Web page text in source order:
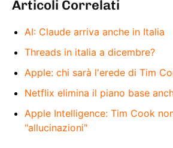
Articoli Correlati
AI: Claude arriva anche in Italia
Threads in italia a dicembre?
Apple: chi sarà l'erede di Tim
Netflix elimina il piano base
Apple Intelligence: Tim Cook
"allucinazioni"